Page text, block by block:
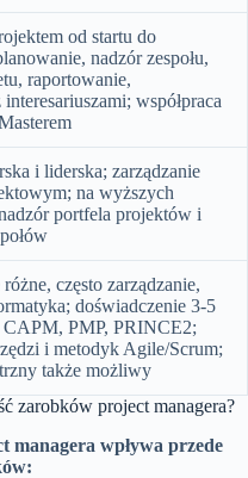
od startu do
nadzór zespołu,
raportowanie,
współpraca
i liderska; zarządzanie
na wyższych
portfela projektów i
często zarządzanie,
doświadczenie 3-5
PMP, PRINCE2;
i metodyk Agile/Scrum;
także możliwy
zarobków project managera?
managera wpływa przede